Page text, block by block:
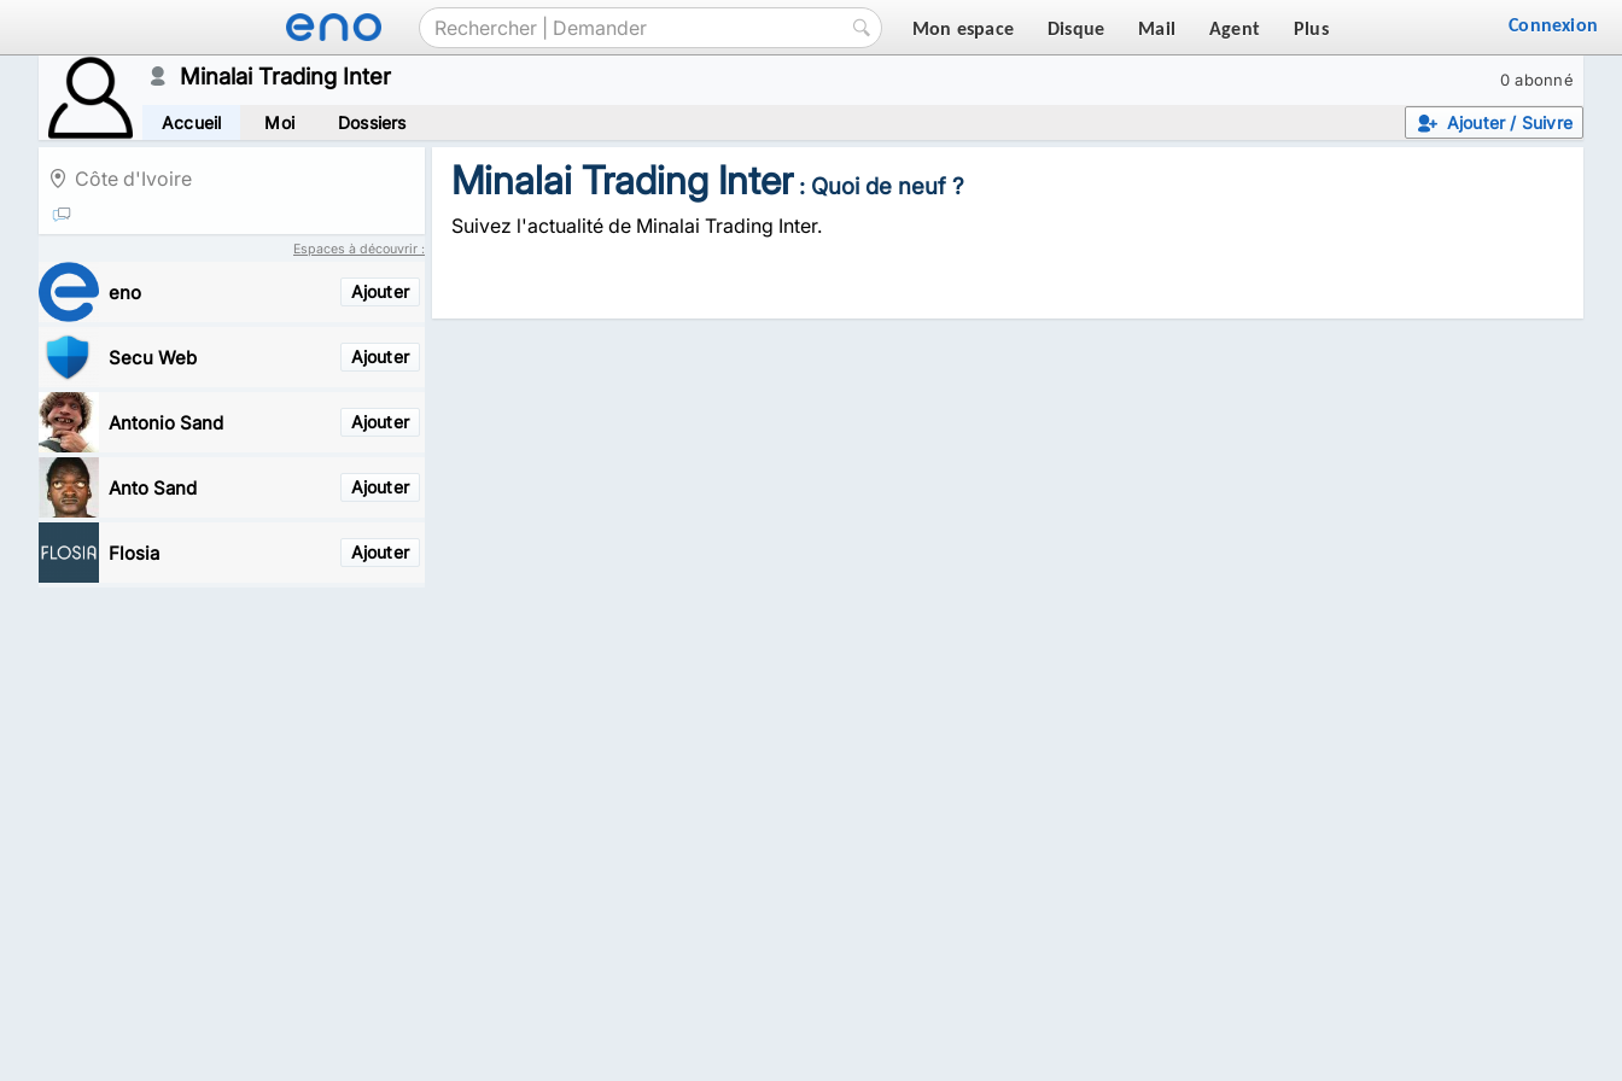
Mon espace Disque Mail Agent Plus Connexion
0 abonné
Minalai Trading Inter
Ajouter / Suivre
Accueil Moi Dossiers
Côte d'Ivoire
Espaces à découvrir :
Ajouter
eno
Ajouter
Secu Web
Ajouter
Antonio Sand
Ajouter
Anto Sand
Ajouter
Flosia
Minalai Trading Inter: Quoi de neuf ?
Suivez l'actualité de Minalai Trading Inter.